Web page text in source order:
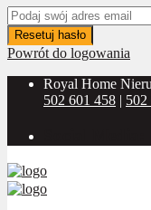
Resetuj hasło
Powrót do logowania
Royal Home
502 601 458 | 502